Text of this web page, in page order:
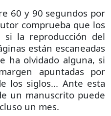
60 y 90 segundos por
comprueba que los
si la reproducción del
están escaneadas
ha olvidado alguna, si
apuntadas por
los siglos... Ante esta
un manuscrito puede
un mes.